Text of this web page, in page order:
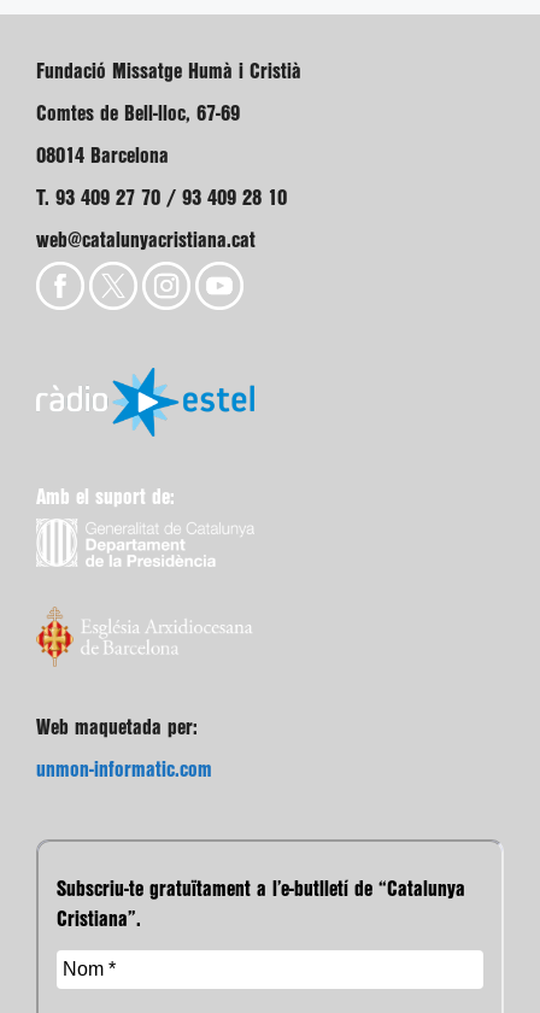
Fundació Missatge Humà i Cristià
Comtes de Bell-lloc, 67-69
08014 Barcelona
T. 93 409 27 70 / 93 409 28 10
web@catalunyacristiana.cat
Amb el suport de:
Web maquetada per:
unmon-informatic.com
Subscriu-te gratuïtament a l’e-butlletí de “Catalunya
Cristiana”.